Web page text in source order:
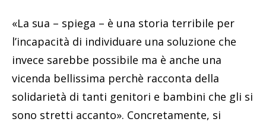
«La sua – spiega – è una storia terribile per
l’incapacità di individuare una soluzione che
invece sarebbe possibile ma è anche una
vicenda bellissima perchè racconta della
solidarietà di tanti genitori e bambini che gli si
sono stretti accanto». Concretamente, si